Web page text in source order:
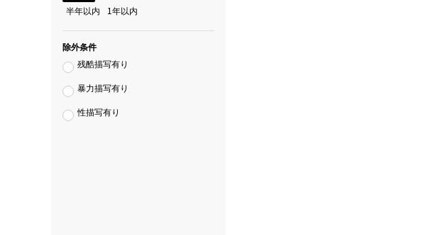
半年以内
1年以内
除外条件
残酷描写有り
暴力描写有り
性描写有り